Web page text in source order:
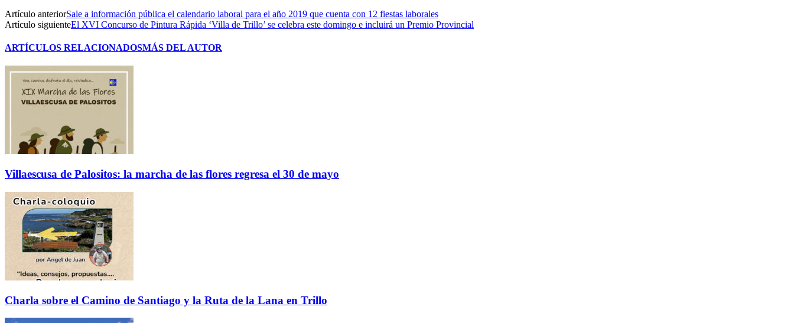
Artículo anteriorSale a información pública el calendario laboral para el año 2019 que cuenta con 12 fiestas laborales
Artículo siguienteEl XVI Concurso de Pintura Rápida ‘Villa de Trillo’ se celebra este domingo e incluirá un Premio Provincial
ARTÍCULOS RELACIONADOSMÁS DEL AUTOR
Villaescusa de Palositos: la marcha de las flores regresa el 30 de mayo
Charla sobre el Camino de Santiago y la Ruta de la Lana en Trillo